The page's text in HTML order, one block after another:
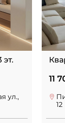
эт.
ул.,
11
12